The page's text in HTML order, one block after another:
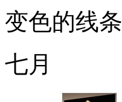
变色的线条
七月